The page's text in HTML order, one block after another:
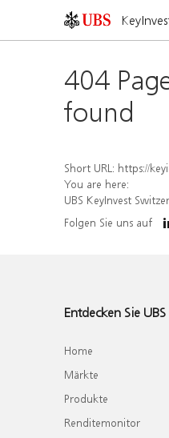
404
found
Short URL: https://keyinvest-
You are here:
UBS KeyInvest
Folgen Sie uns auf
Entdecken Sie
Home
Märkte
Produkte
Renditemonitor